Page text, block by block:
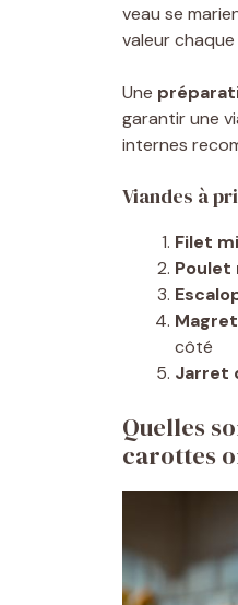
veau se
valeur chaque
Une
garantir une
internes
Viandes à
Filet
Poulet
côté
Jarret
Quelles
carottes